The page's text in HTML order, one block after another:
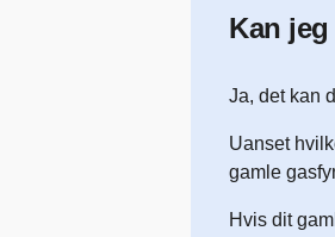
Kan
Ja, det kan
Uanset
gamle
Hvis dit